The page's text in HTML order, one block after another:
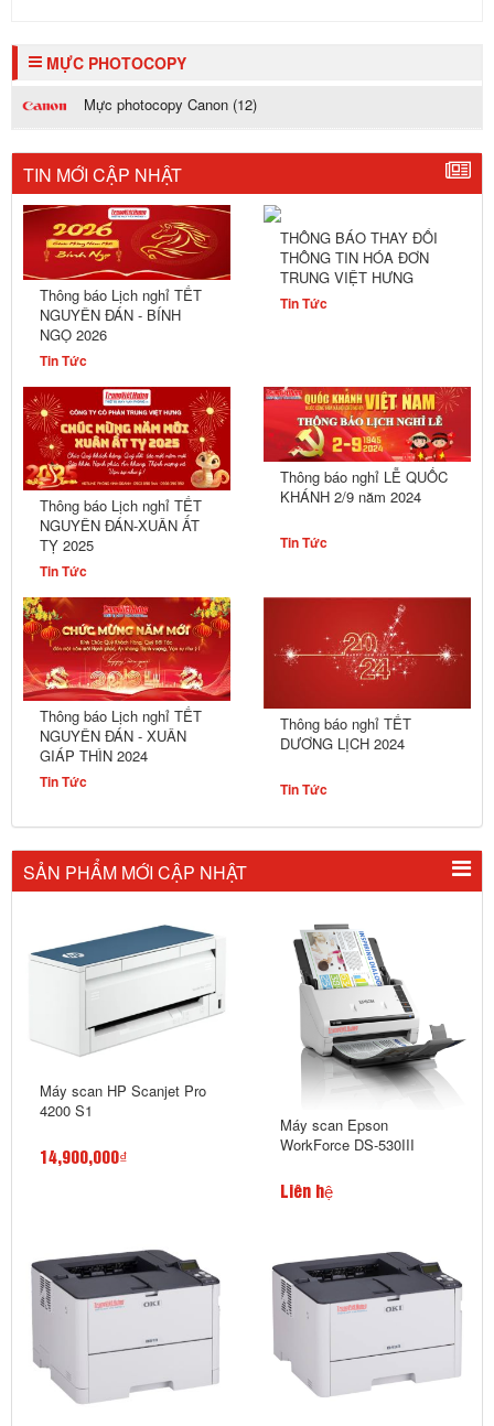
MỰC PHOTOCOPY
Mực photocopy Canon (12)
TIN MỚI CẬP NHẬT
Thông báo Lịch nghỉ TẾT
NGUYÊN ĐÁN - BÍNH
NGỌ 2026
Tin Tức
THÔNG BÁO THAY ĐỔI
THÔNG TIN HÓA ĐƠN
TRUNG VIỆT HƯNG
Tin Tức
Thông báo Lịch nghỉ TẾT
NGUYÊN ĐÁN-XUÂN ẤT
TỴ 2025
Tin Tức
Thông báo nghỉ LỄ QUỐC
KHÁNH 2/9 năm 2024
Tin Tức
Thông báo Lịch nghỉ TẾT
NGUYÊN ĐÁN - XUÂN
GIÁP THÌN 2024
Tin Tức
Thông báo nghỉ TẾT
DƯƠNG LỊCH 2024
Tin Tức
SẢN PHẨM MỚI CẬP NHẬT
Máy scan HP Scanjet Pro
4200 S1
14,900,000₫
Máy scan Epson
WorkForce DS-530III
Liên hệ